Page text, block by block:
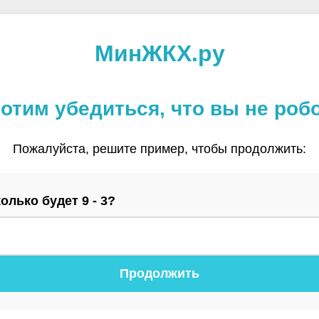
МинЖКХ.ру
убедиться, что вы не
Пожалуйста, решите пример, чтобы продолжить:
будет 9 - 3?
Продолжить